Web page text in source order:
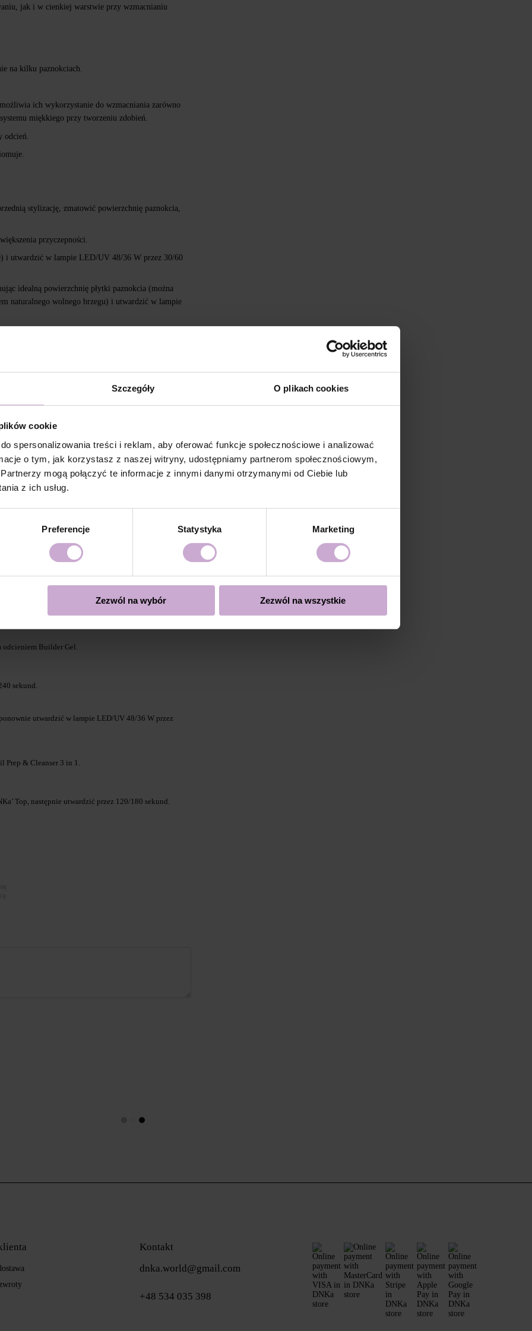
Szczegóły O plikach cookies
cookie
spersonalizowania treści i reklam, aby oferować funkcje społecznościowe i analizować
o tym, jak korzystasz z naszej witryny, udostępniamy partnerom społecznościowym,
mogą połączyć te informacje z innymi danymi otrzymanymi od Ciebie lub
z ich usług.
Preferencje Statystyka Marketing
Zezwól na wybór Zezwól na wszystkie
jak i w cienkiej warstwie przy wzmacnianiu
na kilku paznokciach.
ich wykorzystanie do wzmacniania zarówno
miękkiego przy tworzeniu zdobień.
odcień.
stylizację, zmatowić powierzchnię paznokcia,
przyczepności.
i utwardzić w lampie LED/UV 48/36 W przez 30/60
idealną powierzchnię płytki paznokcia (można
naturalnego wolnego brzegu) i utwardzić w lampie
3 in 1.
utwardzić przez 120/180 sekund.
ISOBORNYL ACRYLATE, ETHYL
HYDROXYCYCLOHEXYL PHENYL KETONE, SILICA,
CI 77492, CI 77007, CI 77742, CI 77499, CI 77891, CI
poprzednią stylizację, zmatowić powierzchnię
celu zwiększenia przyczepności.
Base) i utwardzić w lampie LED/UV 48/36 W przez
TOP FORM pod paznokciem.
Builder Gel.
sekund.
utwardzić w lampie LED/UV 48/36 W przez
Prep & Cleanser 3 in 1.
Top, następnie utwardzić przez 120/180 sekund.
Kontakt
dnka.world@gmail.com
+48 534 035 398